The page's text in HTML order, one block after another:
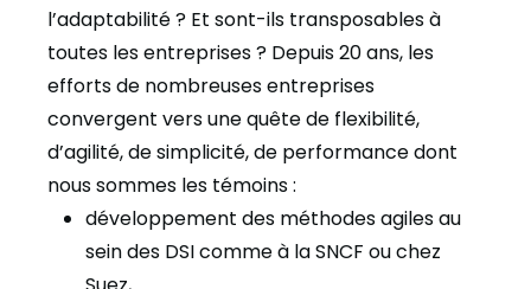
l’adaptabilité ? Et sont-ils transposables à
toutes les entreprises ? Depuis 20 ans, les
efforts de nombreuses entreprises
convergent vers une quête de flexibilité,
d’agilité, de simplicité, de performance dont
nous sommes les témoins :
développement des méthodes agiles au
sein des DSI comme à la SNCF ou chez